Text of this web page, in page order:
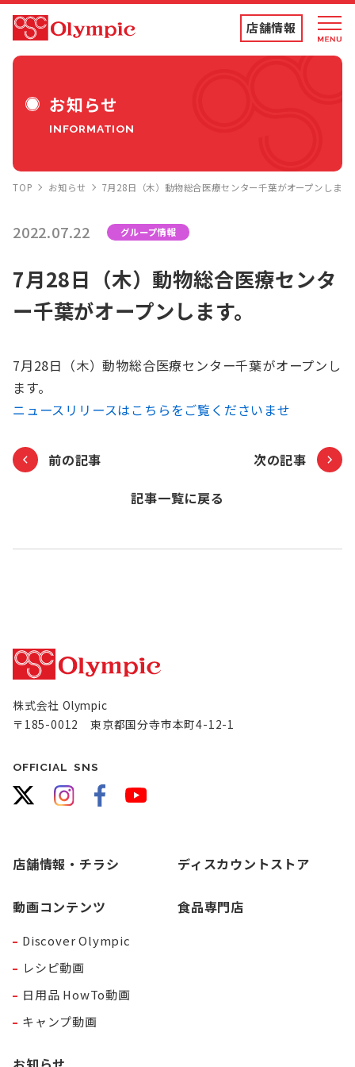
店舗情報
コンテンツ
お知らせ
Olympicグループについて
環境への取り組み
お知らせ
INFORMATION
TOP お知らせ 7月28日（木）動物総合医療センター千葉がオープンします
2022.07.22 グループ情報
7月28日（木）動物総合医療センタ
ー千葉がオープンします。
7月28日（木）動物総合医療センター千葉がオープンし
ます。
ニュースリリースはこちらをご覧くださいませ
前の記事
記事一覧に戻る
次の記事
株式会社 Olympic
〒185-0012 東京都国分寺市本町4-12-1
OFFICIAL SNS
店舗情報・チラシ
動画コンテンツ
Discover Olympic
レシピ動画
日用品 HowTo動画
キャンプ動画
ディスカウントストア
食品専門店